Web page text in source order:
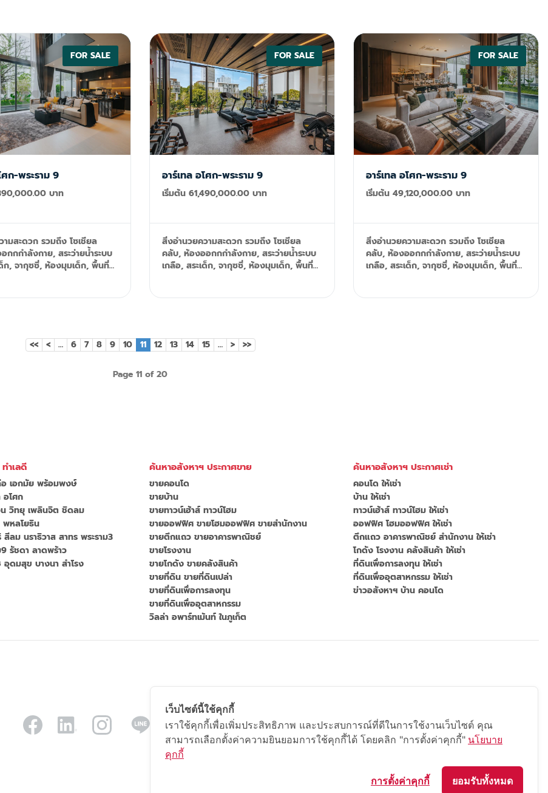
สงบ เป็นการประสานเสียงขององค์ประกอบ
ของธรรมชาติ นอกเหนือจากที่พักอาศัย
โครงการวิลล่าแห่งนี้ยังเป็นผู้บุกเบิก
ประสบการณ์ชุมชนที่มีเอกลักษณ์ ผสมผสาน
ความสะดวกสบายและความมั่งคั่งเข้าด้วยกัน
เผยสวรรค์แห่งการช้อปปิ้งไลฟ์สไตล์ด้วยซู
เปอร์มาร์เก็ตนานาชาติ โรงเรียนนานาชาติ
ศูนย์กีฬาระดับโลก และสวนสาธารณะส่วนตัว
สำหรับผู้พักอาศัยโดยเฉพาะ การลงทุนเป็นไป
ตามโชคชะตาเมื่อโครงการกลายเป็นประตูสู่
แหล่งรายได้ที่มีแนวโน้มดี ท่ามกลางสิ่ง
อำนวยความสะดวกพิเศษเหล่านี้ คุณไม่เพียง
แต่ลงทุนในอสังหาริมทรัพย์เท่านั้น แต่ยัง
พูลวิลล่าส่วนตัว พื้นที่โครงการทั้งหมด:
64,000 ตรม. จำนวนยูนิต: 64 จำนวนห้อง
นอน : 3-4 ห้องนอน จำนวนห้องน้ำ : 5-7
ห้องนอน ขนาดที่ดิน: 464-742 ตรม. พื้นที่
ก่อสร้าง : 516-826.50 ตรม. ที่จอดรถส่วน
สะดวก: + เจ้าหน้าที่รักษาความปลอดภัย 24
ตัว + ที่จอดรถเพิ่มเติมสำหรับผู้มาเยี่ยมชม :
เดินเท้ากว้าง 4 ม. ถนนย่อยพร้อมทางเดิน
ใกล้กับสถานที่ท่องเที่ยวทุกแห่งของภูเก็ต
ทำให้เป็นสถานที่ที่เหมาะสำหรับการเข้าพัก
ภาพรวม: ประเภททรัพย์สิน: พูลวิลล่าส่วนตัว
ทันสมัยหรูหรา พื้นที่โครงการ: 4-3-93 ไร่
(หรือ 7,972 ตรม.) จำนวนยูนิต: 12 ยูนิต
จำนวนห้องนอน : 4-5 ห้องนอน เนื้อที่ :
396.78-532.09 ตรม. พื้นที่ก่อสร้าง : 501-
631 ตรม. การครอบครอง: ถือครอง
กรรมสิทธิ์ / สิทธิการเช่า โครงการแล้วเสร็จ:
2568 สิ่งอำนวยความสะดวก : แผนก
ประชุม, ห้องทรีตเมนต์ ที่ตั้ง: เชิงทะเล ภูเก็ต
FOR SALE
ศก-พระราม 9
บาท
มสะดวก รวมถึง โซเชียล
กกำลังกาย, สระว่ายน้ำระบบ
, จากุซซี่, ห้องมุมเด็ก, พื้นที่
FOR SALE
อาร์เทล อโศก-พระราม 9
เริ่มต้น 61,490,000.00 บาท
สิ่งอำนวยความสะดวก รวมถึง โซเชียล
คลับ, ห้องออกกกำลังกาย, สระว่ายน้ำระบบ
เกลือ, สระเด็ก, จากุซซี่, ห้องมุมเด็ก, พื้นที่
ชั่วโมง Tel: 092-599-9690 (K'Rung)
FOR SALE
อาร์เทล อโศก-พระราม 9
เริ่มต้น 49,120,000.00 บาท
สิ่งอำนวยความสะดวก รวมถึง โซเชียล
คลับ, ห้องออกกกำลังกาย, สระว่ายน้ำระบบ
เกลือ, สระเด็ก, จากุซซี่, ห้องมุมเด็ก, พื้นที่
ชั่วโมง Tel: 092-599-9690 (K'Rung)
<<
< … 6 7 8 9 10 11 12 13 14 15 … > >>
Page 11 of 20
ำเลดี
เอกมัย พร้อมพงษ์
โศก
วิทยุ เพลินจิต ชิดลม
พหลโยธิน
สีลม นราธิวาส สาทร พระราม3
รัชดา ลาดพร้าว
ดมสุข บางนา สำโรง
ค้นหาอสังหาฯ ประกาศขาย
ขายคอนโด
ขายบ้าน
ขายทาวน์เฮ้าส์ ทาวน์โฮม
ขายออฟฟิศ ขายโฮมออฟฟิศ ขายสำนักงาน
ขายตึกแถว ขายอาคารพาณิชย์
ขายโรงงาน
ขายโกดัง ขายคลังสินค้า
ขายที่ดิน ขายที่ดินเปล่า
ขายที่ดินเพื่อการลงทุน
ขายที่ดินเพื่ออุตสาหกรรม
วิลล่า อพาร์ทเม้นท์ ในภูเก็ต
ค้นหาอสังหาฯ ประกาศเช่า
คอนโด ให้เช่า
บ้าน ให้เช่า
ทาวน์เฮ้าส์ ทาวน์โฮม ให้เช่า
ออฟฟิศ โฮมออฟฟิศ ให้เช่า
ตึกแถว อาคารพาณิชย์ สำนักงาน ให้เช่า
โกดัง โรงงาน คลังสินค้า ให้เช่า
ที่ดินเพื่อการลงทุน ให้เช่า
ที่ดินเพื่ออุตสาหกรรม ให้เช่า
ข่าวอสังหาฯ บ้าน คอนโด
เว็บไซต์นี้ใช้คุกกี้
เราใช้คุกกี้เพื่อเพิ่มประสิทธิภาพ และประสบการณ์ที่ดีในการใช้งานเว็บไซต์ คุณ
สามารถเลือกตั้งค่าความยินยอมการใช้คุกกี้ได้ โดยคลิก "การตั้งค่าคุกกี้" นโยบาย
คุกกี้
ยอมรับทั้งหมด
การตั้งค่าคุกกี้